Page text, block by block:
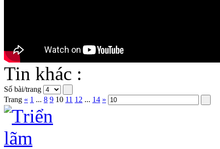
Tin khác :
Số bài/trang
Trang « 1 ... 8 9 10 11 12 ... 14 »